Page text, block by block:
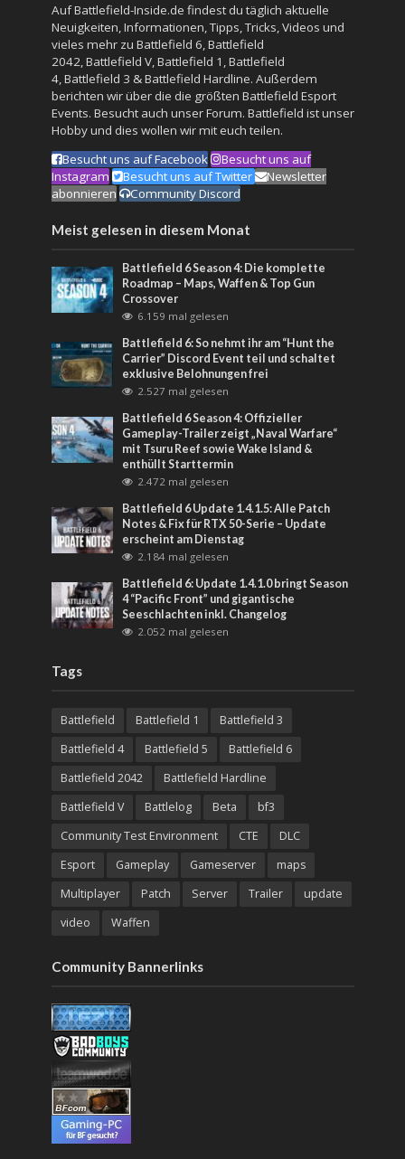
Auf Battlefield-Inside.de findest du täglich aktuelle
Neuigkeiten, Informationen, Tipps, Tricks, Videos und
vieles mehr zu Battlefield 6,Battlefield
2042,Battlefield V,Battlefield 1 ,Battlefield
4,Battlefield 3 &Battlefield Hardline. Außerdem
berichten wir über die die größten Battlefield Esport
Events. Besucht auch unserForum. Battlefield ist unser
Hobby und dies wollen wir mit euch teilen.
Besucht uns auf Facebook
Besucht uns auf
Instagram
Besucht uns auf Twitter
Newsletter
abonnieren
Community Discord
Meist gelesen in diesem Monat
Battlefield 6 Season 4: Die komplette
Roadmap – Maps, Waffen & Top Gun
Crossover
6.159 mal gelesen
Battlefield 6: So nehmt ihr am “Hunt the
Carrier” Discord Event teil und schaltet
exklusive Belohnungen frei
2.527 mal gelesen
Battlefield 6 Season 4: Offizieller
Gameplay-Trailer zeigt „Naval Warfare“
mit Tsuru Reef sowie Wake Island &
enthüllt Starttermin
2.472 mal gelesen
Battlefield 6 Update 1.4.1.5: Alle Patch
Notes & Fix für RTX 50-Serie – Update
erscheint am Dienstag
2.184 mal gelesen
Battlefield 6: Update 1.4.1.0 bringt Season
4 “Pacific Front” und gigantische
Seeschlachten inkl. Changelog
2.052 mal gelesen
Tags
Battlefield Battlefield 1
Battlefield 3
Battlefield 4
Battlefield 5
Battlefield 6
Battlefield 2042
Battlefield Hardline
Battlefield V
Battlelog Beta
bf3
Community Test Environment
CTE
DLC
Esport
Gameplay Gameserver
maps
Multiplayer
Patch Server Trailer
update
video
Waffen
Community Bannerlinks